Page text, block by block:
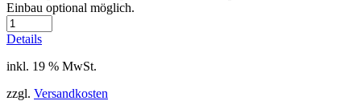
Einbau optional möglich.
Details
inkl. 19 % MwSt.
zzgl. Versandkosten